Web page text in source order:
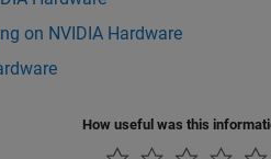
on NVIDIA Hardware
How useful was this